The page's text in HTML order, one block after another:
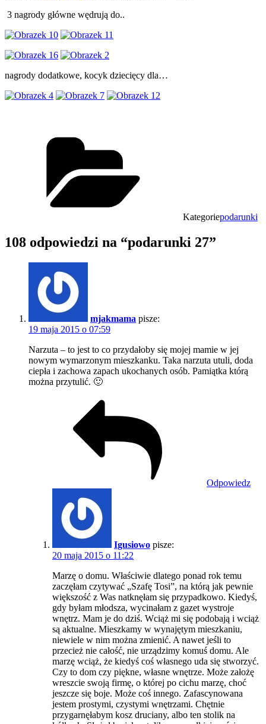
3 nagrody główne wędrują do..
nagrody dodatkowe, kocyk dziecięcy dla…
Kategoriepodarunki
108 odpowiedzi na “podarunki 27”
mjakmama pisze:
19 maja 2015 o 07:59
Narzuta – to jest to co przydałoby się mojej mamie w jej
nowym wymarzonym mieszkanku. Taka narzuta utuli, doda
ciepła i zachowa zapach ukochanych osób. Pamiątka którą
można przytulić. 🙂
Odpowiedz
Igusiowo pisze:
20 maja 2015 o 11:22
Marzę o domu. Właściwie dlatego ponad rok temu
zaczęłam czytywać „Szafę Tosi”, na którą jak pewnie
większość z Was natknęłam się przypadkowo. Kiedyś,
gdy byłam młodsza, wycinałam z gazet wystroje
wnętrz. Mam je do dziś. Wciąż mi się podobają i wciąż
są aktualne. Mieszkamy w wynajętym mieszkaniu,
niewiele w nim można zmienić. A nawet jeśli to
przecież nie całość, nie urządzimy komuś domu. Ale
marzę wciąż, że kiedyś coś własnego uda się stworzyć.
Czy to dom czy piękne, własne wnętrze. Może założę
wreszcie swoją firmę, o której po cichu marzę, choć
jeszcze się boje. Może coś innego. Zafascynowana
jestem prostymi, czystymi wnętrzami. Chętnie
przygarnęłabym kosz druciany, albo ten stolik na